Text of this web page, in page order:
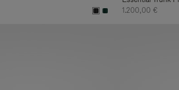
1.200,00 €